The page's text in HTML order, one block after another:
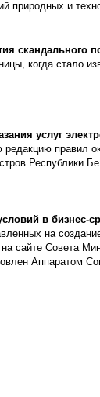
природных и
скандального
когда стало
услуг
редакцию правил
Республики
в бизнес-
на
сайте Совета
Аппаратом